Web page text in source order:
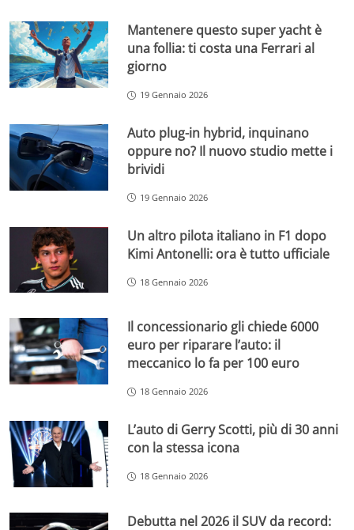
Mantenere questo super yacht è
una follia: ti costa una Ferrari al
giorno
19 Gennaio 2026
Auto plug-in hybrid, inquinano
oppure no? Il nuovo studio mette i
brividi
19 Gennaio 2026
Un altro pilota italiano in F1 dopo
Kimi Antonelli: ora è tutto ufficiale
18 Gennaio 2026
Il concessionario gli chiede 6000
euro per riparare l’auto: il
meccanico lo fa per 100 euro
18 Gennaio 2026
L’auto di Gerry Scotti, più di 30 anni
con la stessa icona
18 Gennaio 2026
Debutta nel 2026 il SUV da record: